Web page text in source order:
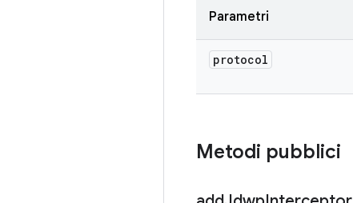
Parametri
protocol
Metodi pubblici